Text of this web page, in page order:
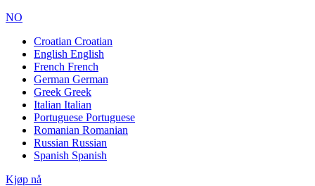
NO
Croatian Croatian
English English
French French
German German
Greek Greek
Italian Italian
Portuguese Portuguese
Romanian Romanian
Russian Russian
Spanish Spanish
Kjøp nå